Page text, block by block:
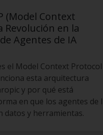
(Model Context
Revolución en la
Agentes de IA
el Model Context Protocol
esta arquitectura
y por qué está
en que los agentes de
datos y herramientas.